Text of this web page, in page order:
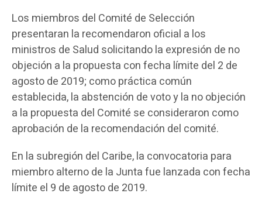
Los miembros del Comité de Selección
presentaran la recomendaron oficial a los
ministros de Salud solicitando la expresión de no
objeción a la propuesta con fecha límite del 2 de
agosto de 2019; como práctica común
establecida, la abstención de voto y la no objeción
a la propuesta del Comité se consideraron como
aprobación de la recomendación del comité.
En la subregión del Caribe, la convocatoria para
miembro alterno de la Junta fue lanzada con fecha
límite el 9 de agosto de 2019.